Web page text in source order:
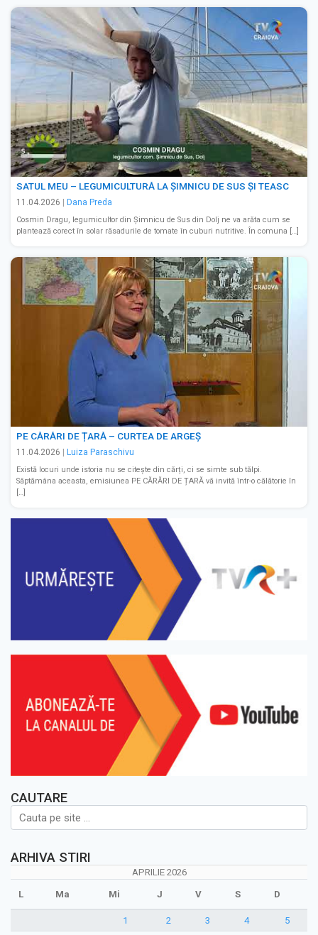
SATUL MEU – LEGUMICULTURĂ LA ȘIMNICU DE SUS ȘI TEASC
11.04.2026 Dana Preda
Cosmin Dragu, legumicultor din Șimnicu de Sus din Dolj ne va arăta cum se
plantează corect în solar răsadurile de tomate în cuburi nutritive. În comuna […]
PE CĂRĂRI DE ȚARĂ – CURTEA DE ARGEȘ
11.04.2026 Luiza Paraschivu
Există locuri unde istoria nu se citește din cărți, ci se simte sub tălpi.
Săptămâna aceasta, emisiunea PE CĂRĂRI DE ȚARĂ vă invită într-o călătorie în
[…]
CAUTARE
ARHIVA STIRI
APRILIE 2026
L Ma Mi J V S D
1 2 3 4
5